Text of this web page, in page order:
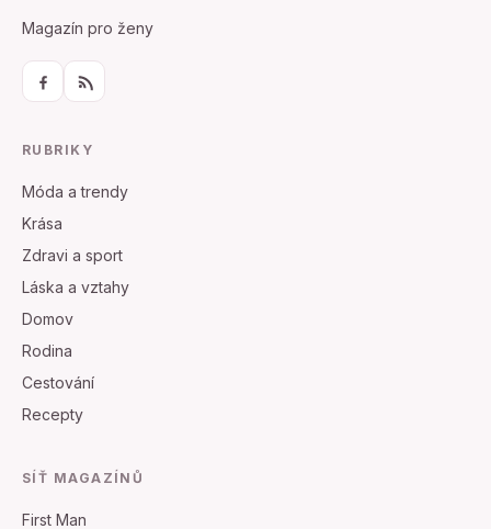
Magazín pro ženy
RUBRIKY
Móda a trendy
Krása
Zdravi a sport
Láska a vztahy
Domov
Rodina
Cestování
Recepty
SÍŤ MAGAZÍNŮ
First Man